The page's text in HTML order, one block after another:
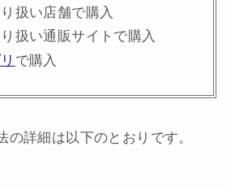
扱い店舗で購入
扱い通販サイトで購入
で購入
の詳細は以下のとおりです。